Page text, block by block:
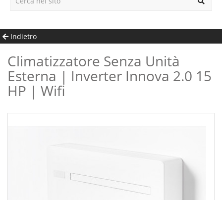
Indietro
Climatizzatore Senza Unità
Esterna | Inverter Innova 2.0 15
HP | Wifi